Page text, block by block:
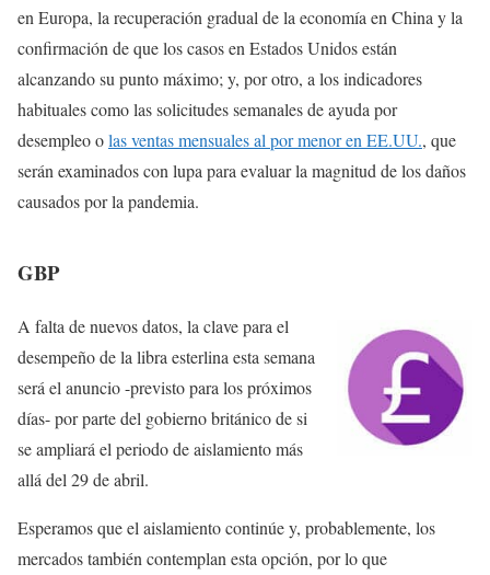
en Europa, la recuperación gradual de la economía en China y la
confirmación de que los casos en Estados Unidos están
alcanzando su punto máximo; y, por otro, a los indicadores
habituales como las solicitudes semanales de ayuda por
desempleo olas ventas mensuales al por menor en EE.UU., que
serán examinados con lupa para evaluar la magnitud de los daños
causados por la pandemia.
GBP
A falta de nuevos datos, la clave para el
desempeño de la libra esterlina esta semana
será el anuncio -previsto para los próximos
días- por parte del gobierno británico de si
se ampliará el periodo de aislamiento más
allá del 29 de abril.
Esperamos que el aislamiento continúe y, probablemente, los
mercados también contemplan esta opción, por lo que